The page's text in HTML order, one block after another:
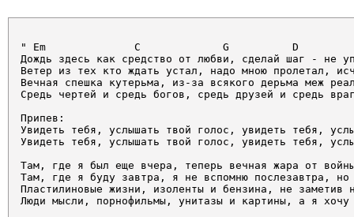
" Em              C             G          D
Дождь здесь как средство от любви, сделай шаг - не
Ветер из тех кто ждать устал, надо мною пролетал,
Вечная спешка кутерьма, из-за всякого дерьма меж
Средь чертей и средь богов, средь друзей и средь
Припев:
Увидеть тебя, услышать твой голос, увидеть тебя,
Увидеть тебя, услышать твой голос, увидеть тебя,
Там, где я был еще вчера, теперь вечная жара от
Там, где я буду завтра, я не вспомню послезавтра,
Пластилиновые жизни, изоленты и бензина, не заметив
Люди мысли, порнофильмы, унитазы и картины, а я хочу